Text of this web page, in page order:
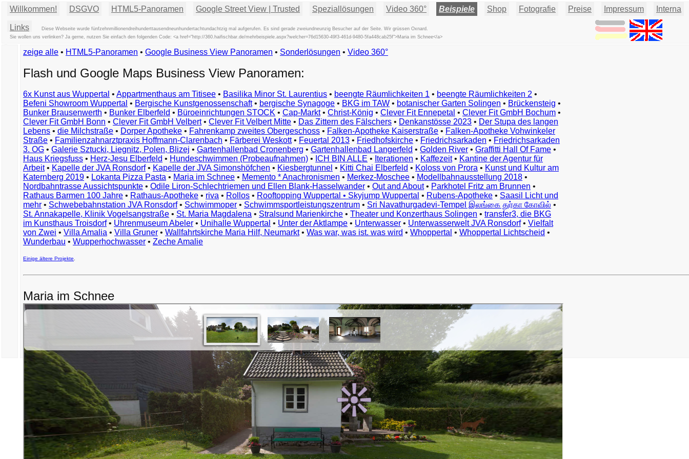
Willkommen! DSGVO HTML5-Panoramen Google Street View | Trusted Speziallösungen Video 360° Beispiele Shop Fotografie Preise Impressum Interna
Links
Diese Webseite wurde fünfzehnmillionendreihunderttausendneunhundertachtundachtzig mal aufgerufen. Es sind gerade zweiundneunzig Besucher auf der Seite. Wir grüssen Oxnard.
Sie wollen uns verlinken? Ja gerne, nutzen Sie einfach den folgenden Code: <a href="http://360.haifischbar.de/mehrbeispiele.aspx?welcher=76d15630-49f3-461d-9480-5fa448cab25f">Maria im Schnee</a>
Beispiele
Exemples
Vorbeelden
Przykłady
Ejemplos
Örnekler
Παραδείγματα
Примеры
示
例
例
예
zeige alle • HTML5-Panoramen • Google Business View Panoramen • Sonderlösungen • Video 360°
Flash und Google Maps Business View Panoramen:
6x Kunst aus Wuppertal • Appartmenthaus am Titisee • Basilika Minor St. Laurentius • beengte Räumlichkeiten 1 • beengte Räumlichkeiten 2 •
Befeni Showroom Wuppertal • Bergische Kunstgenossenschaft• bergische Synagoge • BKG im TAW • botanischer Garten Solingen • Brückensteig •
Bunker Brausenwerth • Bunker Elberfeld • Büroeinrichtungen STOCK • Cap-Markt• Christ-König • Clever Fit Ennepetal • Clever Fit GmbH Bochum •
Clever Fit GmbH Bonn • Clever Fit GmbH Velbert• Clever Fit Velbert Mitte • Das Zittern des Fälschers • Denkanstösse 2023 • Der Stupa des langen
Lebens • die Milchstraße • Dorper Apotheke • Fahrenkamp zweites Obergeschoss • Falken-Apotheke Kaiserstraße • Falken-Apotheke Vohwinkeler
Straße • Familienzahnarztpraxis Hoffmann-Clarenbach • Färberei Weskott• Feuertal 2013 • Friedhofskirche • Friedrichsarkaden • Friedrichsarkaden
3. OG • Galerie Sztucki, Liegnitz, Polen, Blizej • Gartenhallenbad Cronenberg • Gartenhallenbad Langerfeld • Golden River • Graffitti Hall Of Fame •
Haus Kriegsfuss • Herz-Jesu Elberfeld • Hundeschwimmen (Probeaufnahmen) • ICH BIN ALLE • Iterationen • Kaffezeit• Kantine der Agentur für
Arbeit• Kapelle der JVA Ronsdorf• Kapelle der JVA Simonshöfchen • Kiesbergtunnel • Kitti Chai Elberfeld • Koloss von Prora • Kunst und Kultur am
Katernberg 2019 • Lokanta Pizza Pasta • Maria im Schnee • Memento * Anachronismen • Merkez-Moschee • Modellbahnausstellung 2018 •
Nordbahntrasse Aussichtspunkte • Odile Liron-Schlechtriemen und Ellen Blank-Hasselwander • Out and About• Parkhotel Fritz am Brunnen •
Rathaus Barmen 100 Jahre • Rathaus-Apotheke • riva • Rollos • Rooftopping Wuppertal • Skyjump Wuppertal • Rubens-Apotheke • Saasil Licht und
mehr • Schwebebahnstation JVA Ronsdorf• Schwimmoper • Schwimmsportleistungszentrum • Sri Navathurgadevi-Tempel இலங்கை துர்கா கோவில் •
St. Annakapelle, Klinik Vogelsangstraße • St. Maria Magdalena • Stralsund Marienkirche • Theater und Konzerthaus Solingen • transfer3, die BKG
im Kunsthaus Troisdorf• Uhrenmuseum Abeler • Unihalle Wuppertal • Unter der Aktlampe • Unterwasser • Unterwasserwelt JVA Ronsdorf• Vielfalt
von Zwei • Villa Amalia • Villa Gruner • Wallfahrtskirche Maria Hilf, Neumarkt• Was war, was ist. was wird • Whoppertal • Whoppertal Lichtscheid •
Wunderbau • Wupperhochwasser • Zeche Amalie
Einige ältere Projekte
Maria im Schnee